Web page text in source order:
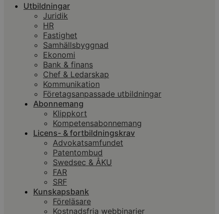
Utbildningar
Juridik
HR
Fastighet
Samhällsbyggnad
Ekonomi
Bank & finans
Chef & Ledarskap
Kommunikation
Företagsanpassade utbildningar
Abonnemang
Klippkort
Kompetensabonnemang
Licens- & fortbildningskrav
Advokatsamfundet
Patentombud
Swedsec & ÅKU
FAR
SRF
Kunskapsbank
Föreläsare
Kostnadsfria webbinarier